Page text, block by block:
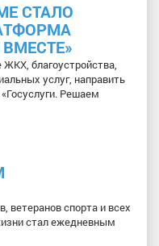
СТАЛО
благоустройства,
услуг, направить
Решаем
ветеранов спорта и всех
стал ежедневным